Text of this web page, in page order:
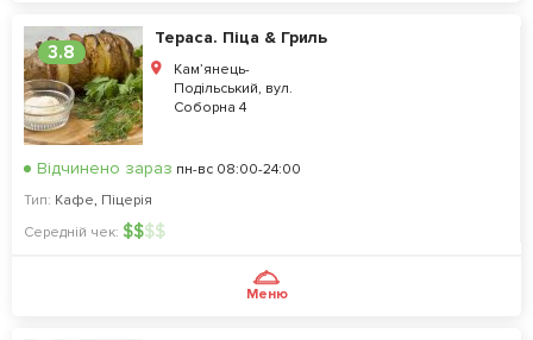
3.8
Тераса. Піца & Гриль
Кам’янець-
Подільський, вул.
Соборна 4
Відчинено зараз пн-вс 08:00-24:00
Тип: Кафе, Піцерія
Середній чек: $$$$
Меню